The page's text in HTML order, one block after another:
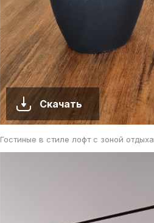
Скачать
Гостиные в стиле лофт с зоной отдыха